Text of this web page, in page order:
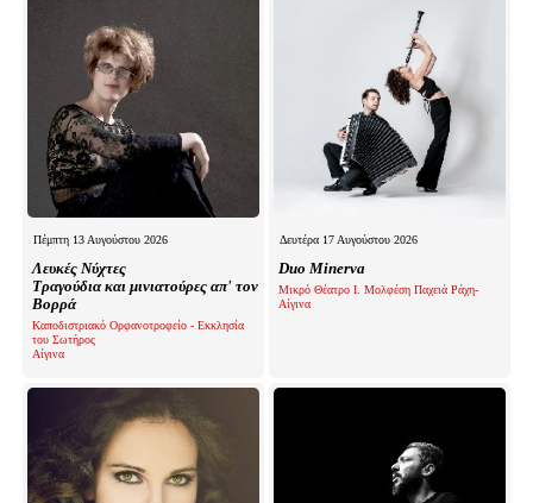
Πέμπτη 13 Αυγούστου 2026
Λευκές Νύχτες
Τραγούδια και μινιατούρες απ' τον
Βορρά
Καποδιστριακό Ορφανοτροφείο - Εκκλησία
του Σωτήρος
Αίγινα
Δευτέρα 17 Αυγούστου 2026
Duo Minerva
Μικρό Θέατρο Ι. Μολφέση Παχειά Ράχη-
Αίγινα